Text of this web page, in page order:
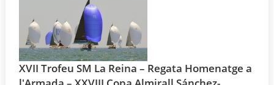
XVII Trofeu SM La Reina – Regata Homenatge a